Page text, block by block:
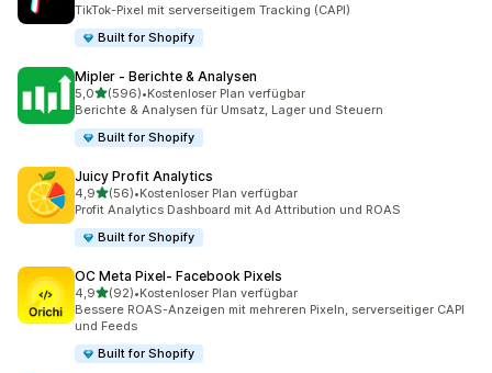
TikTok-Pixel mit serverseitigem Tracking (CAPI)
Built for Shopify
Mipler ‑ Berichte & Analysen
5,0von 5 Sternen
(596)
596 Rezensionen insgesamt
•Kostenloser Plan verfügbar
Berichte & Analysen für Umsatz, Lager und Steuern
Built for Shopify
Juicy Profit Analytics
4,9von 5 Sternen
(56)
56 Rezensionen insgesamt
•Kostenloser Plan verfügbar
Profit Analytics Dashboard mit Ad Attribution und ROAS
Built for Shopify
OC Meta Pixel‑ Facebook Pixels
4,9von 5 Sternen
(92)
92 Rezensionen insgesamt
•Kostenloser Plan verfügbar
Bessere ROAS-Anzeigen mit mehreren Pixeln, serverseitiger CAPI
und Feeds
Built for Shopify